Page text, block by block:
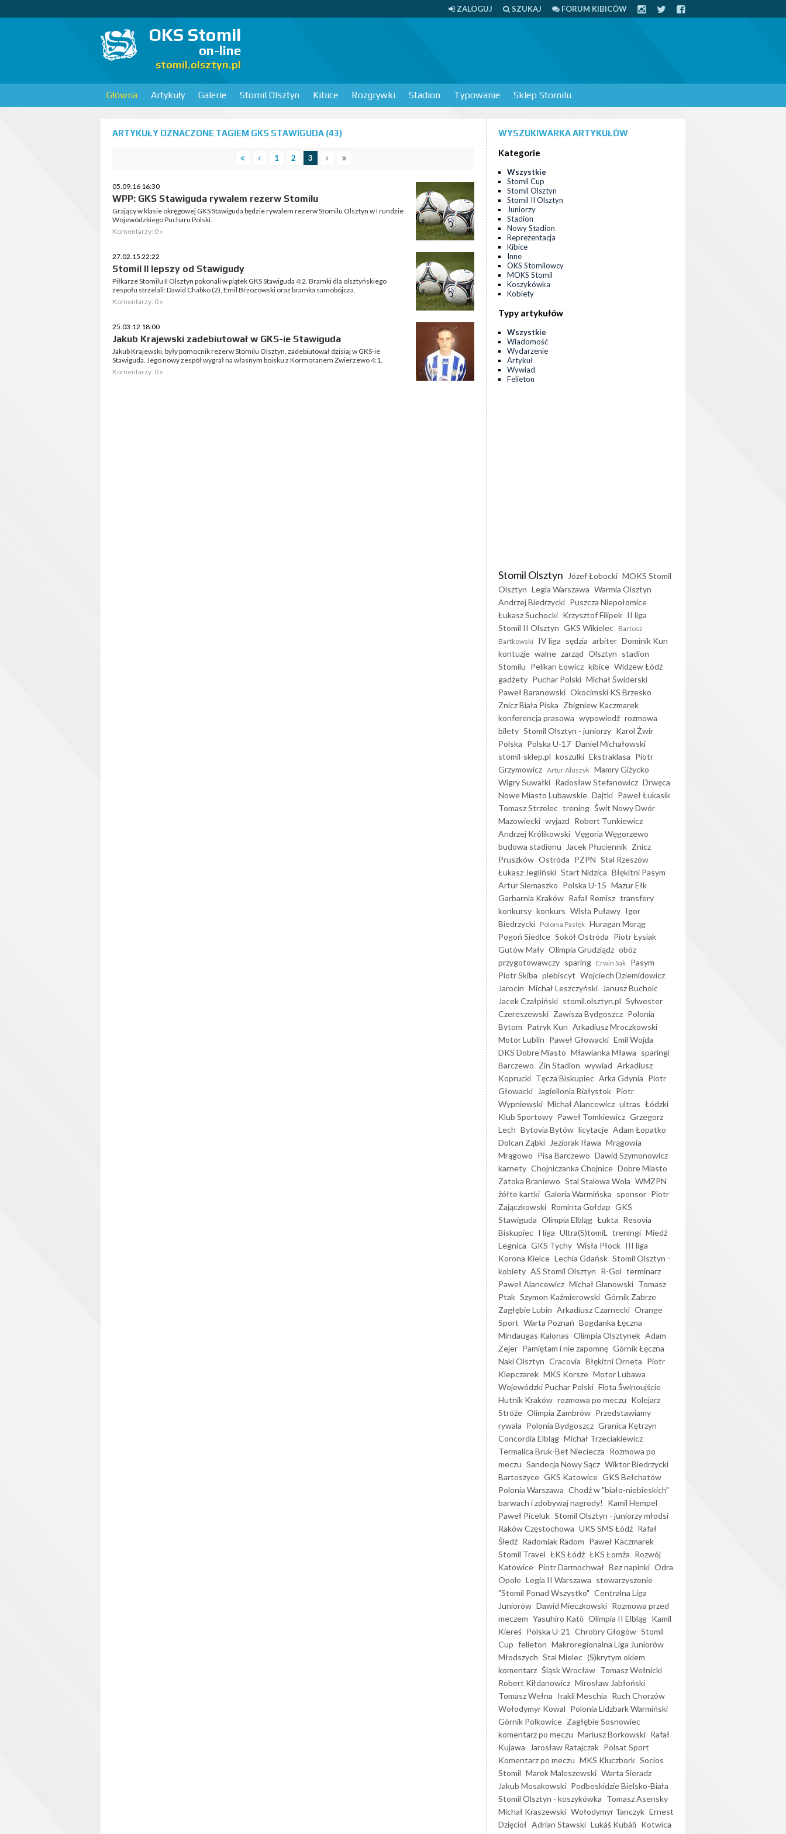
ZALOGUJ SZUKAJ FORUM KIBICÓW
OKS Stomil
on-line
stomil.olsztyn.pl
Główna Artykuły Galerie Stomil Olsztyn Kibice Rozgrywki Stadion Typowanie Sklep Stomilu
ARTYKUŁY OZNACZONE TAGIEM GKS STAWIGUDA (43)
1 2 3
05.09.16 16:30
WPP: GKS Stawiguda rywalem rezerw Stomilu
Grający w klasie okręgowej GKS Stawiguda będzie rywalem rezerw Stomilu Olsztyn w I rundzie
Wojewódzkiego Pucharu Polski.
Komentarzy: 0 »
27.02.15 22:22
Stomil II lepszy od Stawigudy
Piłkarze Stomilu II Olsztyn pokonali w piątek GKS Stawiguda 4:2. Bramki dla olsztyńskiego
zespołu strzelali: Dawid Chabko (2), Emil Brzozowski oraz bramka samobójcza.
Komentarzy: 0 »
25.03.12 18:00
Jakub Krajewski zadebiutował w GKS-ie Stawiguda
Jakub Krajewski, były pomocnik rezerw Stomilu Olsztyn, zadebiutował dzisiaj w GKS-ie
Stawiguda. Jego nowy zespół wygrał na własnym boisku z Kormoranem Zwierzewo 4:1.
Komentarzy: 0 »
WYSZUKIWARKA ARTYKUŁÓW
Kategorie
Wszystkie
Stomil Cup
Stomil Olsztyn
Stomil II Olsztyn
Juniorzy
Stadion
Nowy Stadion
Reprezentacja
Kibice
Inne
OKS Stomilowcy
MOKS Stomil
Koszykówka
Kobiety
Typy artykułów
Wszystkie
Wiadomość
Wydarzenie
Artykuł
Wywiad
Felieton
Stomil Olsztyn Józef Łobocki MOKS Stomil
Olsztyn Legia Warszawa Warmia Olsztyn
Andrzej Biedrzycki Puszcza Niepołomice
Łukasz Suchocki Krzysztof Filipek II liga
Stomil II Olsztyn GKS Wikielec Bartosz
Bartkowski IV liga sędzia arbiter Dominik Kun
kontuzje walne zarząd Olsztyn stadion
Stomilu Pelikan Łowicz kibice Widzew Łódź
gadżety Puchar Polski Michał Świderski
Paweł Baranowski Okocimski KS Brzesko
Znicz Biała Piska Zbigniew Kaczmarek
konferencja prasowa wypowiedź rozmowa
bilety Stomil Olsztyn - juniorzy Karol Żwir
Polska Polska U-17 Daniel Michałowski
stomil-sklep.pl koszulki Ekstraklasa Piotr
Grzymowicz Artur Aluszyk Mamry Giżycko
Wigry Suwałki Radosław Stefanowicz Drwęca
Nowe Miasto Lubawskie Dajtki Paweł Łukasik
Tomasz Strzelec trening Świt Nowy Dwór
Mazowiecki wyjazd Robert Tunkiewicz
Andrzej Królikowski Vęgoria Węgorzewo
budowa stadionu
Jacek Płuciennik Znicz
Pruszków Ostróda PZPN Stal Rzeszów
Łukasz Jegliński Start Nidzica Błękitni Pasym
Artur Siemaszko Polska U-15 Mazur Ełk
Garbarnia Kraków Rafał Remisz transfery
konkursy konkurs Wisła Puławy Igor
Biedrzycki Polonia Pasłęk Huragan Morąg
Pogoń Siedlce Sokół Ostróda Piotr Łysiak
Gutów Mały Olimpia Grudziądz obóz
przygotowawczy sparing Erwin Sak Pasym
Piotr Skiba plebiscyt Wojciech Dziemidowicz
Jarocin Michał Leszczyński
Janusz Bucholc
Jacek Czałpiński stomil.olsztyn.pl Sylwester
Czereszewski Zawisza Bydgoszcz Polonia
Bytom Patryk Kun Arkadiusz Mroczkowski
Motor Lublin Paweł Głowacki Emil Wojda
DKS Dobre Miasto Mławianka Mława sparingi
Barczewo Zin Stadion wywiad Arkadiusz
Koprucki Tęcza Biskupiec Arka Gdynia Piotr
Głowacki
Jagiellonia Białystok Piotr
Wypniewski Michał Alancewicz ultras Łódzki
Klub Sportowy Paweł Tomkiewicz Grzegorz
Lech Bytovia Bytów licytacje Adam Łopatko
Dolcan Ząbki
Jeziorak Iława Mrągowia
Mrągowo Pisa Barczewo Dawid Szymonowicz
karnety Chojniczanka Chojnice Dobre Miasto
Zatoka Braniewo Stal Stalowa Wola WMZPN
żółte kartki Galeria Warmińska sponsor Piotr
Zajączkowski Rominta Gołdap GKS
Stawiguda Olimpia Elbląg Łukta Resovia
Biskupiec I liga Ultra(S)tomiL treningi Miedź
Legnica GKS Tychy Wisła Płock III liga
Korona Kielce Lechia Gdańsk Stomil Olsztyn -
kobiety AS Stomil Olsztyn R-Gol terminarz
Paweł Alancewicz Michał Glanowski Tomasz
Ptak Szymon Kaźmierowski Górnik Zabrze
Zagłębie Lubin Arkadiusz Czarnecki Orange
Sport Warta Poznań Bogdanka Łęczna
Mindaugas Kalonas Olimpia Olsztynek Adam
Zejer Pamiętam i nie zapomnę Górnik Łęczna
Naki Olsztyn Cracovia Błękitni Orneta Piotr
Klepczarek MKS Korsze Motor Lubawa
Wojewódzki Puchar Polski Flota Świnoujście
Hutnik Kraków rozmowa po meczu Kolejarz
Stróże Olimpia Zambrów Przedstawiamy
rywala Polonia Bydgoszcz Granica Kętrzyn
Concordia Elbląg Michał Trzeciakiewicz
Termalica Bruk-Bet Nieciecza Rozmowa po
meczu Sandecja Nowy Sącz Wiktor Biedrzycki
Bartoszyce GKS Katowice GKS Bełchatów
Polonia Warszawa Chodź w "biało-niebieskich"
barwach i zdobywaj nagrody!
Kamil Hempel
Paweł Piceluk Stomil Olsztyn - juniorzy młodsi
Raków Częstochowa UKS SMS Łódź Rafał
Śledź Radomiak Radom Paweł Kaczmarek
Stomil Travel ŁKS Łódź ŁKS Łomża Rozwój
Katowice Piotr Darmochwał Bez napinki Odra
Opole Legia II Warszawa stowarzyszenie
"Stomil Ponad Wszystko" Centralna Liga
Juniorów Dawid Mieczkowski Rozmowa przed
meczem Yasuhiro Katō Olimpia II Elbląg Kamil
Kiereś Polska U-21 Chrobry Głogów Stomil
Cup felieton Makroregionalna Liga Juniorów
Młodszych Stal Mielec (S)krytym okiem
komentarz Śląsk Wrocław Tomasz Wełnicki
Robert Kiłdanowicz Mirosław Jabłoński
Tomasz Wełna Irakli Meschia Ruch Chorzów
Wołodymyr Kowal Polonia Lidzbark Warmiński
Górnik Polkowice Zagłębie Sosnowiec
komentarz po meczu Mariusz Borkowski Rafał
Kujawa
Jarosław Ratajczak Polsat Sport
Komentarz po meczu MKS Kluczbork Socios
Stomil Marek Maleszewski Warta Sieradz
Jakub Mosakowski Podbeskidzie Bielsko-Biała
Stomil Olsztyn - koszykówka Tomasz Asensky
Michał Kraszewski Wołodymyr Tanczyk Ernest
Dzięcioł Adrian Stawski Lukáš Kubáň Kotwica